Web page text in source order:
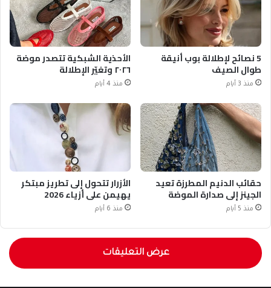
5 نصائح لإطلالة بوب أنيقة
طوال الصيف
منذ 3 أيام
الأحذية الشبكية تتصدر موضة
٢٠٢٦ وتغيّر الإطلالة
منذ 4 أيام
حقائب الدنيم المطرزة تعيد
الجينز إلى صدارة الموضة
منذ 5 أيام
الأزرار تتحول إلى تطريز مبتكر
يهيمن على أزياء 2026
منذ 6 أيام
عرض التعليقات